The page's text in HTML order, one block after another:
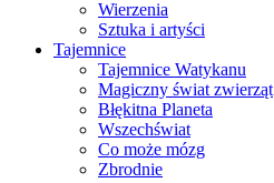
Wierzenia
Sztuka i artyści
Tajemnice
Tajemnice Watykanu
Magiczny świat zwierząt
Błękitna Planeta
Wszechświat
Co może mózg
Zbrodnie